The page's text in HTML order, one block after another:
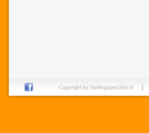
Copyright by Stellingspecialist.nl